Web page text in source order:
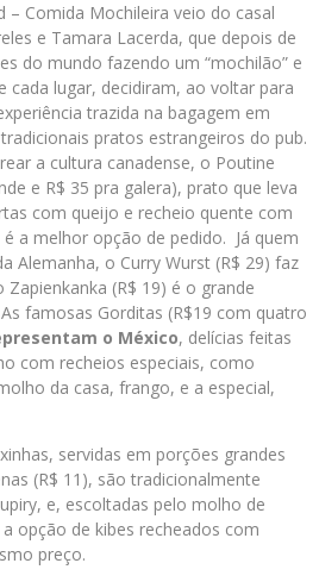
– Comida Mochileira veio do casal
e Tamara Lacerda, que depois de
do mundo fazendo um “mochilão” e
cada lugar, decidiram, ao voltar para
trazida na bagagem em
pratos estrangeiros do pub.
a cultura canadense, o Poutine
e R$ 35 pra galera), prato que leva
com queijo e recheio quente com
a melhor opção de pedido. Já quem
Alemanha, o Curry Wurst (R$ 29) faz
(R$ 19) é o grande
famosas Gorditas (R$19 com quatro
o México, delícias feitas
com recheios especiais, como
da casa, frango, e a especial,
servidas em porções grandes
(R$ 11), são tradicionalmente
e, escoltadas pelo molho de
opção de kibes recheados com
preço.